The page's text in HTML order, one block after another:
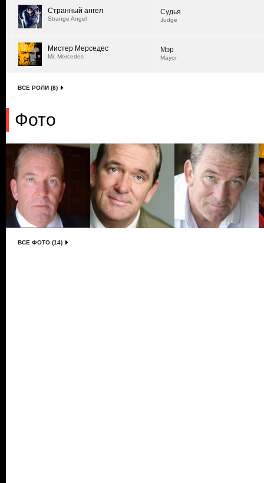
Странный ангел
Strange Angel
Судья
Judge
Мистер Мерседес
Mr. Mercedes
Мэр
Mayor
ВСЕ РОЛИ (8)
Фото
ВСЕ ФОТО (14)